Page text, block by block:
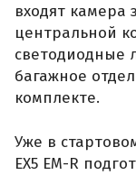
входят камера
центральной
светодиодные
багажное
комплекте.
Уже в
EX5 EM-R